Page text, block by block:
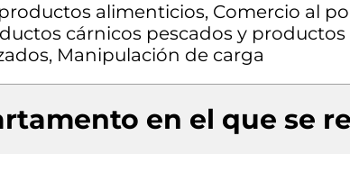
alimenticios, Comercio al
cárnicos pescados y
Manipulación de carga
en el que se